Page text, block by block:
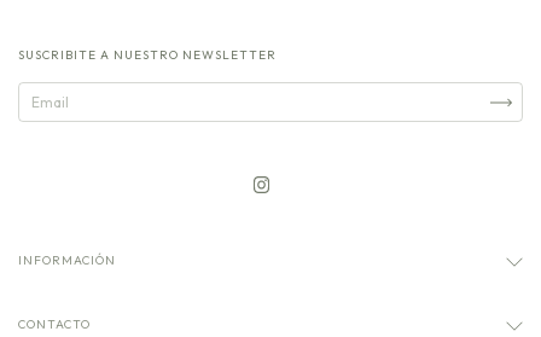
SUSCRIBITE A NUESTRO NEWSLETTER
INFORMACIÓN
CONTACTO